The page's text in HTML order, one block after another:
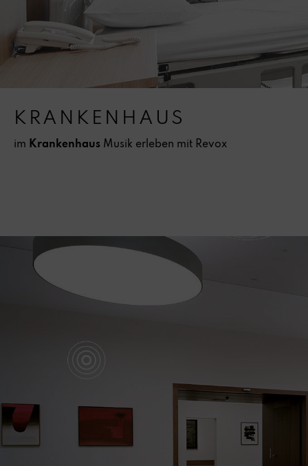
KRANKENHAUS
im Krankenhaus Musik erleben mit Revox